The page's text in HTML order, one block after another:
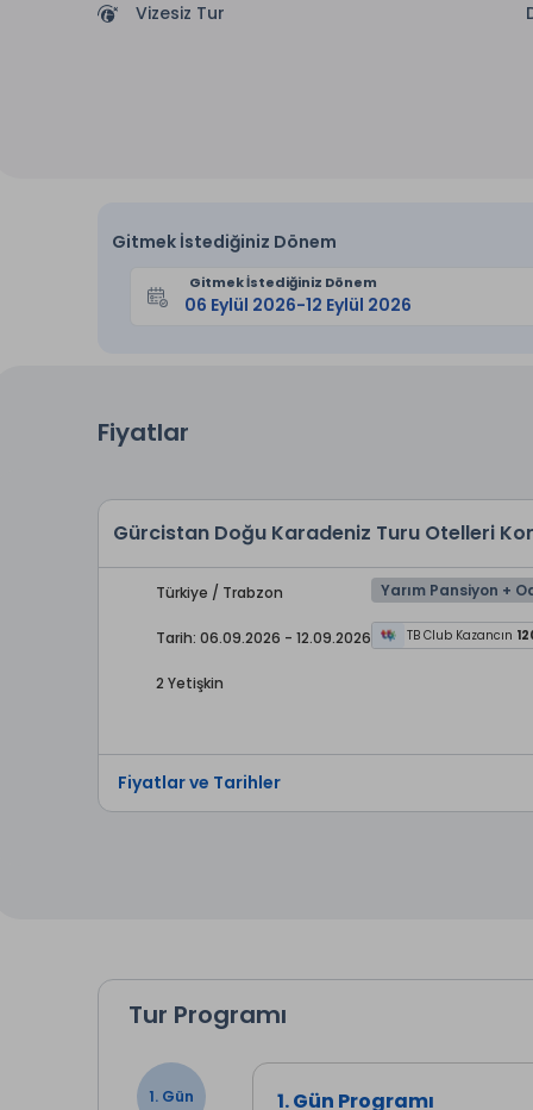
Vizesiz Tur
Gitmek İstediğiniz Dönem
Gitmek İstediğiniz Dönem
Fiyatlar
Gürcistan Doğu Karadeniz Turu Otelleri
Türkiye / Trabzon
Tarih: 06.09.2026 - 12.09.2026
2 Yetişkin
Yarım Pansiyon +
TB Club Kazancın
Fiyatlar ve Tarihler
Tur Programı
1. Gün 1. Gün Programı